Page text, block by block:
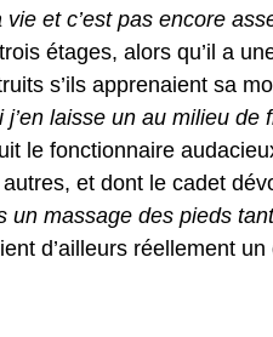
et c’est pas encore
étages, alors qu’il a
s’ils apprenaient sa
laisse un au milieu
le fonctionnaire
et dont le cadet
un massage des pieds
d’ailleurs réellement